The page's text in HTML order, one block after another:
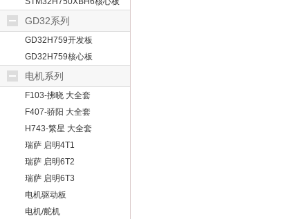
GD32系列
GD32H759开发板
GD32H759核心板
电机系列
F103-拂晓 大全套
F407-骄阳 大全套
H743-繁星 大全套
瑞萨 启明4T1
瑞萨 启明6T2
瑞萨 启明6T3
电机驱动板
电机/舵机